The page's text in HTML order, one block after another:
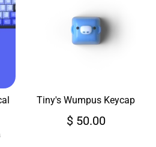
Tiny's Wumpus Keycap
$ 50.00